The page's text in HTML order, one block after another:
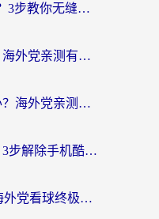
美国翻回国内app怎么选？3步教你无缝刷剧、登12123、访问国内网站
优酷地域限制怎么关闭？海外党亲测有效的追剧加速器选择指南
抖音音乐地区限制怎么办？海外党亲测有效的听歌自由指南
在国外听不了酷我音乐？3步解除手机酷我音乐海外限制，附实测好用加速器
PP体育国外地域限制？海外党看球终极方案：从欧洲杯到奥运会，中文解说不卡顿！